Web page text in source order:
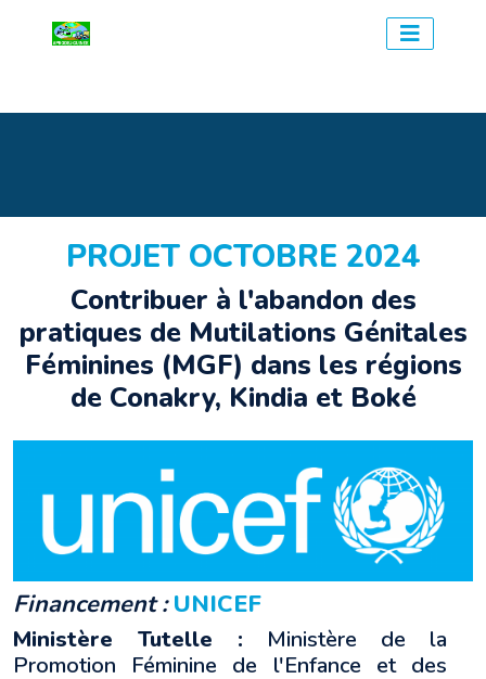
PROJET OCTOBRE 2024
Contribuer à l'abandon des
pratiques de Mutilations Génitales
Féminines (MGF) dans les régions
de Conakry, Kindia et Boké
Financement : UNICEF
Ministère Tutelle : Ministère de la
Promotion Féminine de l'Enfance et des